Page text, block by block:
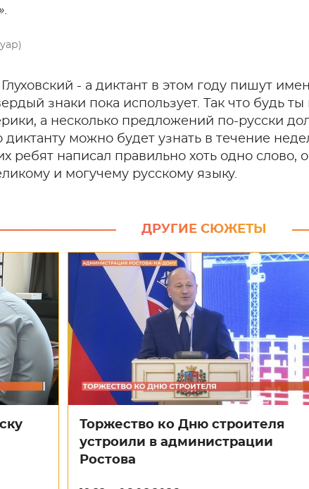
- а диктант в этом году пишут
знаки пока использует. Так что будь ты
а несколько предложений по-русски
можно будет узнать в течение
ребят написал правильно хоть одно слово,
и могучему русскому языку.
ДРУГИЕ СЮЖЕТЫ
Торжество ко Дню строителя
устроили в администрации
Ростова